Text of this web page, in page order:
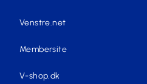
Venstre.net
Membersite
V-shop.dk